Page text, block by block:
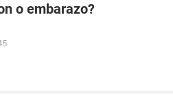
o embarazo?